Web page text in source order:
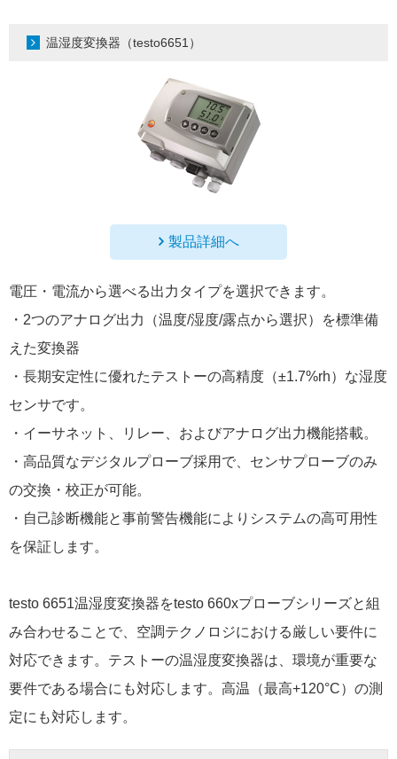
温湿度変換器（testo6651）
製品詳細へ
電圧・電流から選べる出力タイプを選択できます。
・2つのアナログ出力（温度/湿度/露点から選択）を標準備
えた変換器
・長期安定性に優れたテストーの高精度（±1.7%rh）な湿度
センサです。
・イーサネット、リレー、およびアナログ出力機能搭載。
・高品質なデジタルプローブ採用で、センサプローブのみ
の交換・校正が可能。
・自己診断機能と事前警告機能によりシステムの高可用性
を保証します。
testo 6651温湿度変換器をtesto 660xプローブシリーズと組
み合わせることで、空調テクノロジにおける厳しい要件に
対応できます。テストーの温湿度変換器は、環境が重要な
要件である場合にも対応します。高温（最高+120°C）の測
定にも対応します。